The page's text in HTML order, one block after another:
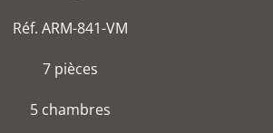
Réf. ARM-841-VM
7 pièces
5 chambres